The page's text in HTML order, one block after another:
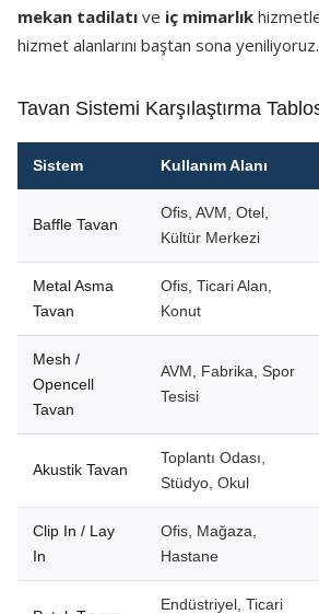
mekan tadilatı ve iç mimarlık
hizmet alanlarını baştan sona yeniliyoruz.
Tavan Sistemi Karşılaştırma
Sistem Kullanım Alanı
Baffle Tavan
Ofis, AVM, Otel,
Kültür Merkezi
Metal Asma
Tavan
Ofis, Ticari Alan,
Konut
Mesh /
Opencell
Tavan
AVM, Fabrika, Spor
Tesisi
Akustik Tavan
Toplantı Odası,
Stüdyo, Okul
Clip In / Lay
In
Ofis, Mağaza,
Hastane
Endüstriyel, Ticari